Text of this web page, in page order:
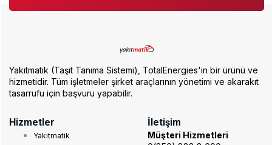
Yakıtmatik (Taşıt Tanıma Sistemi), TotalEnergies'in bir ürünü ve
hizmetidir. Tüm işletmeler şirket araçlarının yönetimi ve akarakıt
tasarrufu için başvuru yapabilir.
Hizmetler
Yakıtmatik
İletişim
Müşteri Hizmetleri